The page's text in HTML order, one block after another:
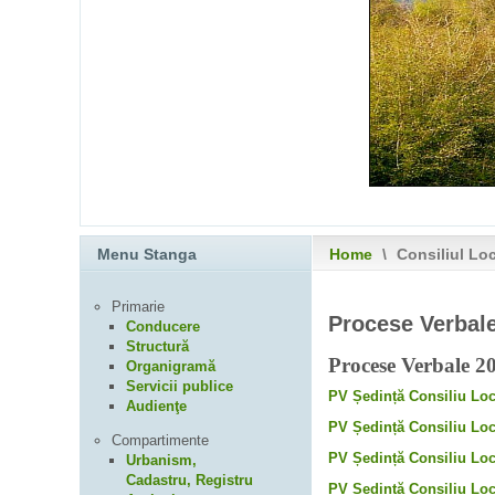
Home \ Consiliul
Procese
Procese Verbale
PV Ședință Consiliu
PV Ședință Consiliu
PV Ședință Consiliu
PV Ședință Consiliu
Menu Stanga
Primarie
Conducere
Structură
Organigramă
Servicii publice
Audienţe
Compartimente
Urbanism,
Cadastru, Registru